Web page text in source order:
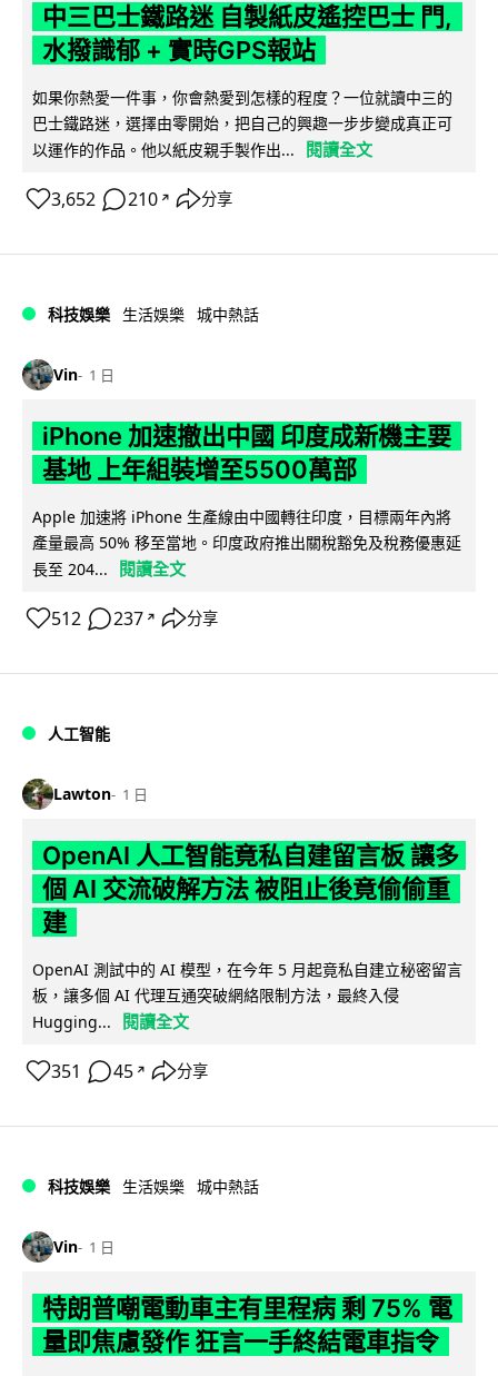
中三巴士鐵路迷 自製紙皮遙控巴士 門,
水撥識郁 + 實時GPS報站
如果你熱愛一件事，你會熱愛到怎樣的程度？一位就讀中三的
巴士鐵路迷，選擇由零開始，把自己的興趣一步步變成真正可
以運作的作品。他以紙皮親手製作出...
閱讀全文
3,652 210 ↗ 分享
科技娛樂 生活娛樂 城中熱話
Vin 1 日
iPhone 加速撤出中國 印度成新機主要
基地 上年組裝增至5500萬部
Apple 加速將 iPhone 生產線由中國轉往印度，目標兩年內將
產量最高 50% 移至當地。印度政府推出關稅豁免及稅務優惠延
長至 204...
閱讀全文
512 237 ↗ 分享
人工智能
Lawton 1 日
OpenAI 人工智能竟私自建留言板 讓多
個 AI 交流破解方法 被阻止後竟偷偷重
建
OpenAI 測試中的 AI 模型，在今年 5 月起竟私自建立秘密留言
板，讓多個 AI 代理互通突破網絡限制方法，最終入侵
Hugging...
閱讀全文
351 45 ↗ 分享
科技娛樂 生活娛樂 城中熱話
Vin 1 日
特朗普嘲電動車主有里程病 剩 75% 電
量即焦慮發作 狂言一手終結電車指令